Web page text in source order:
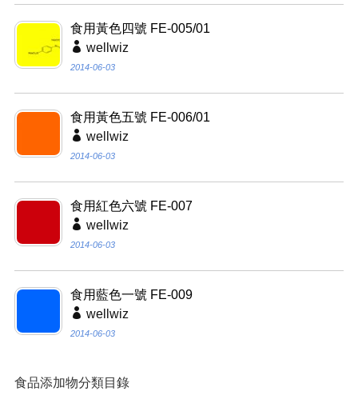
食用黃色四號 FE-005/01
wellwiz
2014-06-03
食用黃色五號 FE-006/01
wellwiz
2014-06-03
食用紅色六號 FE-007
wellwiz
2014-06-03
食用藍色一號 FE-009
wellwiz
2014-06-03
食品添加物分類目錄